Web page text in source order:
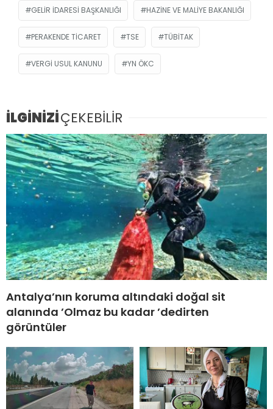
GELIR İDARESI BAŞKANLIĞI HAZINE VE MALIYE BAKANLIĞI
PERAKENDE TICARET TSE TÜBİTAK
VERGI USUL KANUNU YN ÖKC
İLGİNİZİÇEKEBİLİR
Antalya’nın koruma altındaki doğal sit
alanında ’Olmaz bu kadar ’dedirten
görüntüler